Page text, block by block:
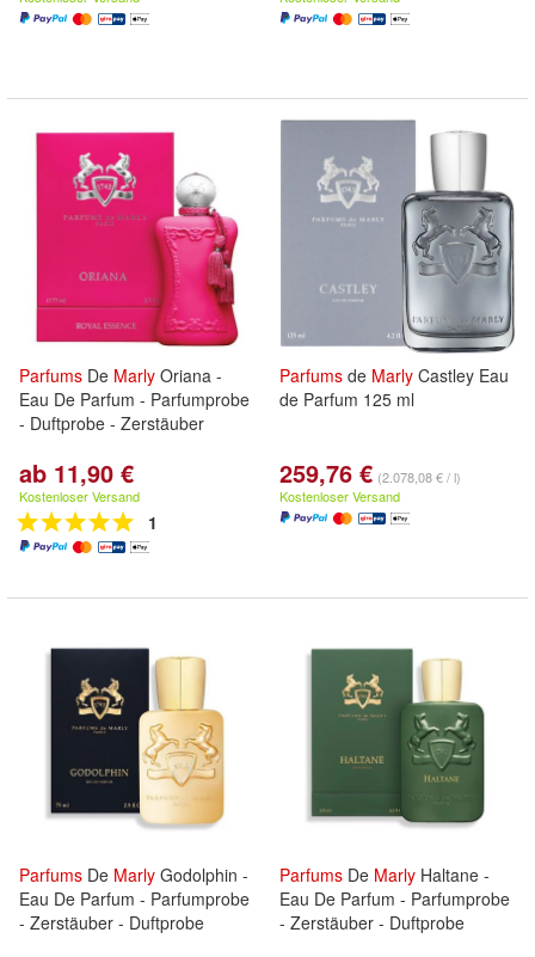
Parfums De Marly Oriana -
Eau De Parfum - Parfumprobe
- Duftprobe - Zerstäuber
ab 11,90 €
Kostenloser Versand
1
Parfums de Marly Castley Eau
de Parfum 125 ml
259,76 € (2.078,08 € / l)
Kostenloser Versand
Parfums De Marly Godolphin -
Eau De Parfum - Parfumprobe
- Zerstäuber - Duftprobe
Parfums De Marly Haltane -
Eau De Parfum - Parfumprobe
- Zerstäuber - Duftprobe